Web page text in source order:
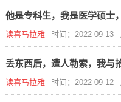
他是专科生，我是医学硕士
读喜马拉雅 时间：2022-09-13
丢东西后，遭人勒索，我与
读喜马拉雅 时间：2022-09-12